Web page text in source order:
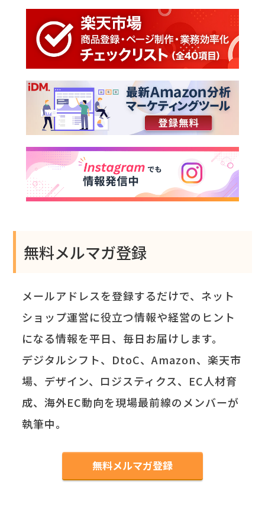
無料メルマガ登録
メールアドレスを登録するだけで、ネット
ショップ運営に役立つ情報や経営のヒント
になる情報を平日、毎日お届けします。
デジタルシフト、DtoC、Amazon、楽天市
場、デザイン、ロジスティクス、EC人材育
成、海外EC動向を現場最前線のメンバーが
執筆中。
無料メルマガ登録